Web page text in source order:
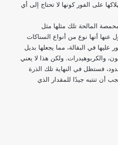
على الفور كونها لا تحتاج إلى أي
المالحة تلك مثلها مثل
أنها نوع من أنواع السناكات
في البقالة، مما يجعلها بديل
والكربوهيدرات. ولكن هذا لا يعني
فستظل في النهاية تلك الذرة
أن تنتبه جيدًا للمقدار الذي